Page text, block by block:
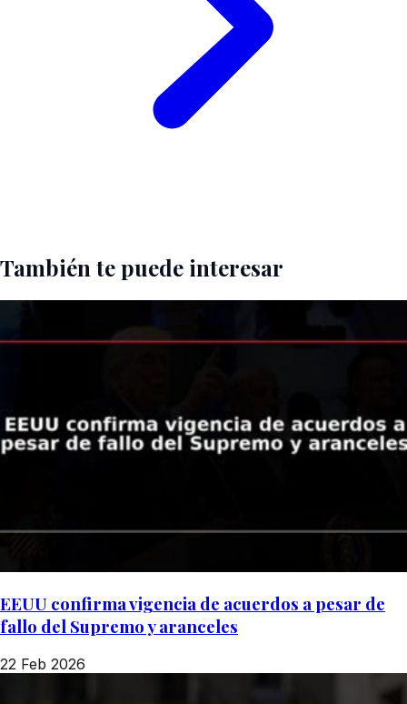
También te puede interesar
EEUU confirma vigencia de acuerdos a pesar de
fallo del Supremo y aranceles
22 Feb 2026